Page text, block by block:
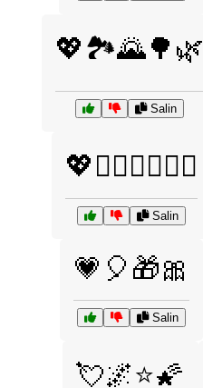
💖🏞️🌄🌳🌿
Salin
💖🚴‍♂️🏃‍♀️🏊‍♂️
Salin
💗🎈🎁🎀
Salin
💘🌌⭐🌠